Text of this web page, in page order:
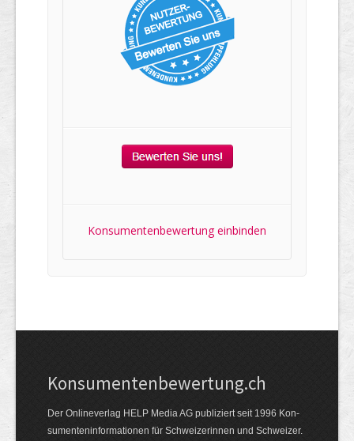
Konsumentenbewertung einbinden
Kon­su­menten­be­wer­tung.ch
Der Online­verlag HELP Media AG publi­ziert seit 1996 Kon­
su­menten­infor­mationen für Schwei­zerinnen und Schweizer.